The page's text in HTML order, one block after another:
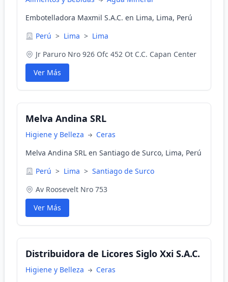
Embotelladora Maxmil S.A.C. en Lima, Lima, Perú
Perú > Lima > Lima
Jr Paruro Nro 926 Ofc 452 Ot C.C. Capan Center
Ver Más
Melva Andina SRL
Higiene y Belleza
Ceras
Melva Andina SRL en Santiago de Surco, Lima, Perú
Perú > Lima > Santiago de Surco
Av Roosevelt Nro 753
Ver Más
Distribuidora de Licores Siglo Xxi S.A.C.
Higiene y Belleza
Ceras